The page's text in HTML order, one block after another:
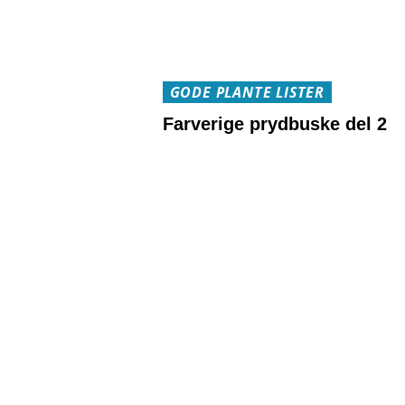
GODE PLANTE LISTER
Farverige prydbuske del 2